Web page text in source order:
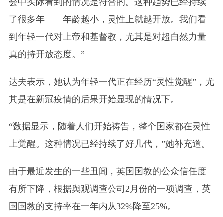
了很多年——年龄越小，灵性上就越开放。我们看
到年轻一代对上帝和基督教，尤其是对超自然力量
真的持开放态度。”
达夫表示，她认为年轻一代正在经历“灵性觉醒”，尤
其是在新冠疫情的后果开始显现的情况下。
“数据显示，随着人们开始祷告，整个国家都在灵性
上觉醒。这种情况已经持续了好几代，”她补充道。
由于最近发生的一些丑闻，英国国教的公众信任度
有所下降，根据舆观调查公司2月份的一项调查，英
国国教的支持率在一年内从32%降至25%。